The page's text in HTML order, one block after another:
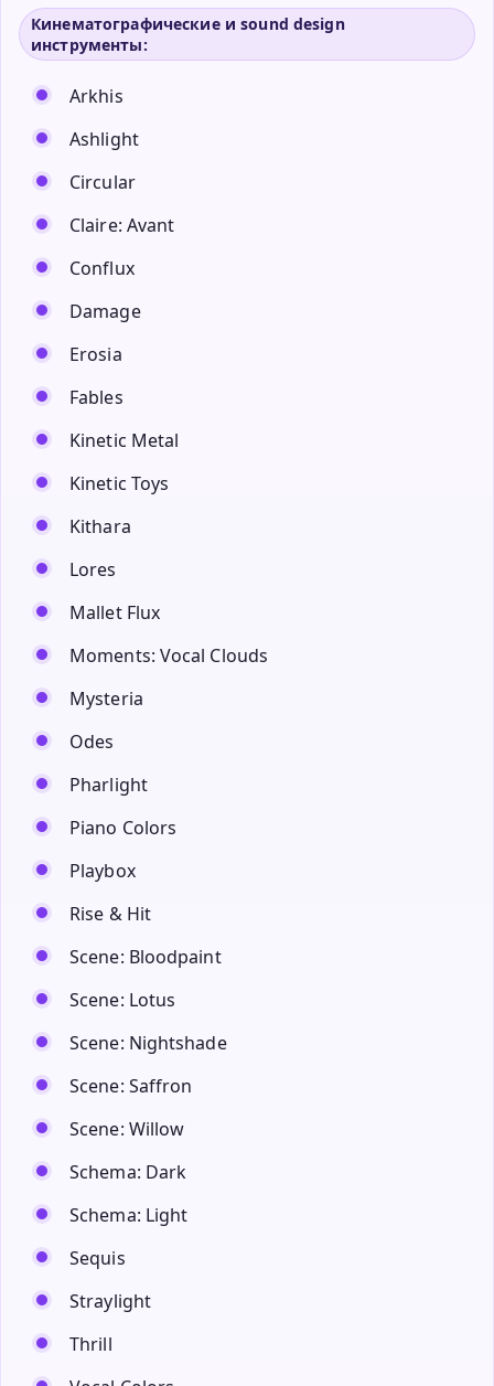
Кинематографические и sound design
инструменты:
Arkhis
Ashlight
Circular
Claire: Avant
Conflux
Damage
Erosia
Fables
Kinetic Metal
Kinetic Toys
Kithara
Lores
Mallet Flux
Moments: Vocal Clouds
Mysteria
Odes
Pharlight
Piano Colors
Playbox
Rise & Hit
Scene: Bloodpaint
Scene: Lotus
Scene: Nightshade
Scene: Saffron
Scene: Willow
Schema: Dark
Schema: Light
Sequis
Straylight
Thrill